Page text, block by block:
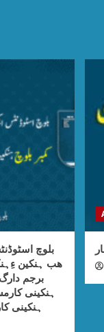
بلوچ
ھب ہنکین
برجم
ہنکینی
ہنکینی